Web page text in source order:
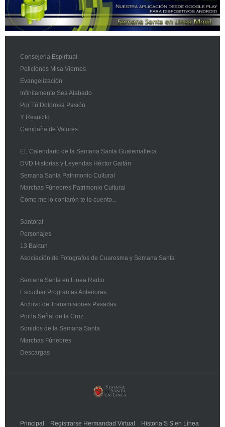
Consejeria Espiritual
Peticiones Misa Viernes
Evangelización
Infinitamente Sea Alabado
Por Tú Dolorosa Pasión
Y Resucito
Campaña de Valores
EL Calendario de la Semana Santa Guatemalteca
DVD Historias y Leyendas Héctor Gaitán
Semana Santa Patrimonio Cultural
Marchas Fúnebres Patrimonio Cultural
Como me lo contarón te lo cuento...
Santoral
Personajes
13 Baktun
Asociación de Fotografos de Cuaresma y Semana Santa
Semana Santa en Linea Radio
Escuchar Programas Anteriores
Archivo de Transmisiones Pasadas
Por la Señal de la Cruz
Sonidos de la Semana Santa
Marchas Fúnebres
Descargas
Principal Registrarse Hermandad Virtual Historia S S en Línea